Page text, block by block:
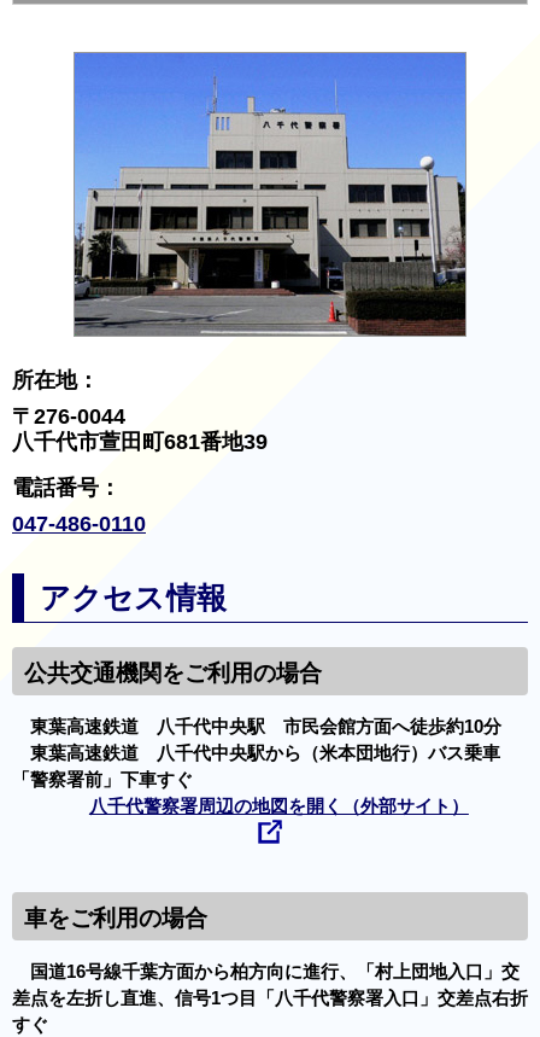
所在地：
〒276-0044
八千代市萱田町681番地39
電話番号：
047-486-0110
アクセス情報
公共交通機関をご利用の場合
東葉高速鉄道 八千代中央駅 市民会館方面へ徒歩約10分
東葉高速鉄道 八千代中央駅から（米本団地行）バス乗車
「警察署前」下車すぐ
八千代警察署周辺の地図を開く（外部サイト）
車をご利用の場合
国道16号線千葉方面から柏方向に進行、「村上団地入口」交
差点を左折し直進、信号1つ目「八千代警察署入口」交差点右折
すぐ